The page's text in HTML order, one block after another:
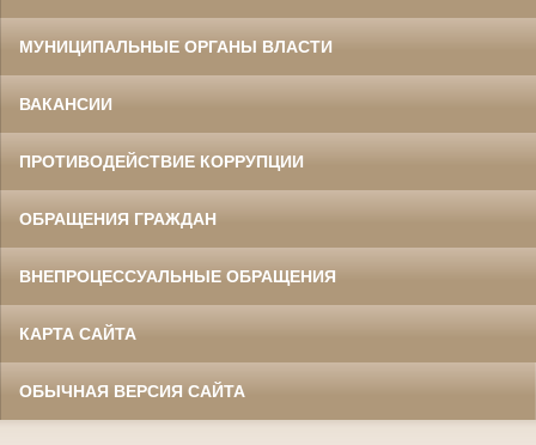
МУНИЦИПАЛЬНЫЕ ОРГАНЫ ВЛАСТИ
ВАКАНСИИ
ПРОТИВОДЕЙСТВИЕ КОРРУПЦИИ
ОБРАЩЕНИЯ ГРАЖДАН
ВНЕПРОЦЕССУАЛЬНЫЕ ОБРАЩЕНИЯ
КАРТА САЙТА
ОБЫЧНАЯ ВЕРСИЯ САЙТА